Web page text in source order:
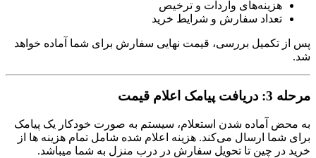
هزینه‌های واردات و ترخیص
تعداد سفارش و شرایط خرید
پس از تکمیل بررسی، قیمت نهایی سفارش برای شما آماده خواهد
شد.
مرحله 3: دریافت پیامک اعلام قیمت
به محض آماده شدن استعلام، سیستم به صورت خودکار یک پیامک
برای شما ارسال می‌کند. هزینه اعلام شده شامل تمام هزینه ها از
خرید در چین تا تحویل سفارش در درب منزل به شما میباشد.